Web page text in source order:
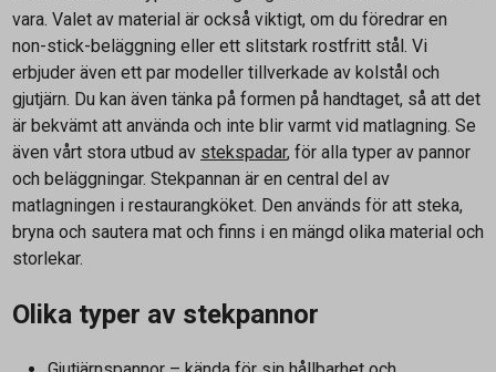
vara. Valet av material är också viktigt, om du föredrar en
non-stick-beläggning eller ett slitstark rostfritt stål. Vi
erbjuder även ett par modeller tillverkade av kolstål och
gjutjärn. Du kan även tänka på formen på handtaget, så att det
är bekvämt att använda och inte blir varmt vid matlagning. Se
även vårt stora utbud av stekspadar, för alla typer av pannor
och beläggningar. Stekpannan är en central del av
matlagningen i restaurangköket. Den används för att steka,
bryna och sautera mat och finns i en mängd olika material och
storlekar.
Olika typer av stekpannor